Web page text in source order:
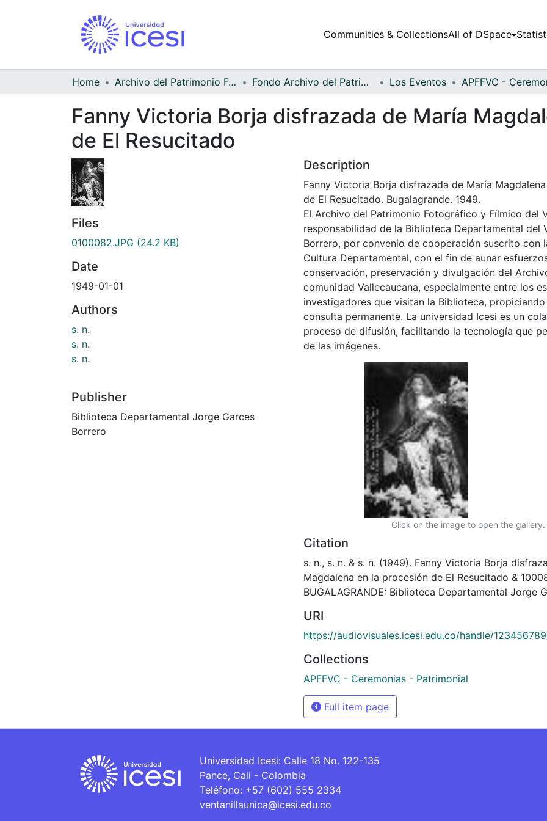
Communities & CollectionsAll of DSpace
Home Archivo del Patrimonio Fotográfico y Fílmico del Valle del Cauca Fondo Archivo del Patrimonio Fotográfico y Fílmico del Valle del Cauca Los Eventos
Fanny Victoria Borja disfrazada de María
de El Resucitado
Files
0100082.JPG (24.2 KB)
Date
1949-01-01
Authors
s. n.
s. n.
s. n.
Publisher
Biblioteca Departamental Jorge Garces
Borrero
Description
Fanny Victoria Borja disfrazada de María
de El Resucitado. Bugalagrande. 1949.
El Archivo del Patrimonio Fotográfico y Fílmico del
responsabilidad de la Biblioteca Departamental del
Borrero, por convenio de cooperación suscrito con
Cultura Departamental, con el fin de aunar
conservación, preservación y divulgación del
comunidad Vallecaucana, especialmente entre los
investigadores que visitan la Biblioteca,
consulta permanente. La universidad Icesi es un
proceso de difusión, facilitando la tecnología que
de las imágenes.
Click on the image to open the gallery.
Citation
s. n., s. n. & s. n. (1949). Fanny Victoria Borja
Magdalena en la procesión de El Resucitado &
BUGALAGRANDE: Biblioteca Departamental Jorge
URI
https://audiovisuales.icesi.edu.co/handle/
Collections
APFFVC - Ceremonias - Patrimonial
Full item page
Universidad Icesi: Calle 18 No. 122-135
Pance, Cali - Colombia
Teléfono: +57 (602) 555 2334
ventanillaunica@icesi.edu.co